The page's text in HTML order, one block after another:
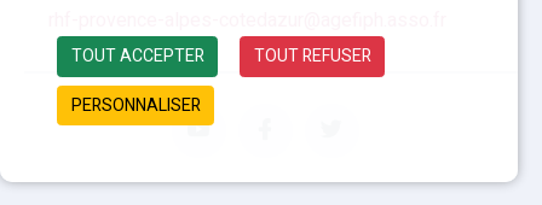
TOUT ACCEPTER
TOUT REFUSER
PERSONNALISER